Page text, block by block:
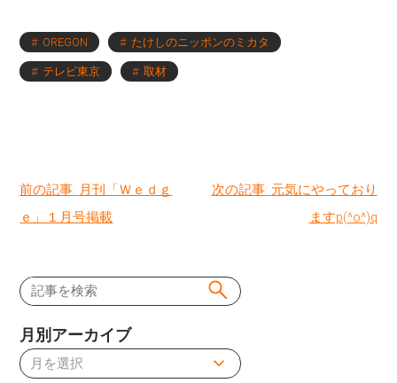
OREGON たけしのニッポンのミカタ
テレビ東京 取材
投
ナ
ゲ
前の記事: 月刊「Ｗｅｄｇ
ｅ」１月号掲載
次の記事: 元気にやっており
ますp(^o^)q
月別アーカイブ